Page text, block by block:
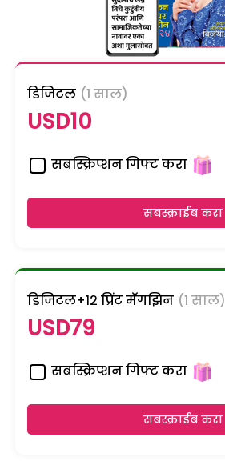
डिजिटल (1 साल)
USD10
सबस्क्रिप्शन गिफ्ट करा
सबस्क्राईब करा
डिजिटल+१२ प्रिंट मॅगझिन (1 साल)
USD79
सबस्क्रिप्शन गिफ्ट करा
सबस्क्राईब करा